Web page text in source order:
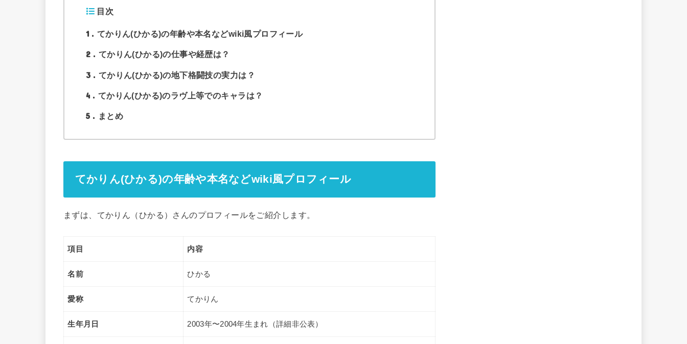
目次
1 てかりん(ひかる)の年齢や本名などwiki風プロフィール
2 てかりん(ひかる)の仕事や経歴は？
3 てかりん(ひかる)の地下格闘技の実力は？
4 てかりん(ひかる)のラヴ上等でのキャラは？
5 まとめ
てかりん(ひかる)の年齢や本名などwiki風プロフィール
まずは、てかりん（ひかる）さんのプロフィールをご紹介します。
項目 内容
名前 ひかる
愛称 てかりん
生年月日 2003年〜2004年生まれ（詳細非公表）